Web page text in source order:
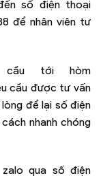
số điện thoại
để nhân viên tư
tới hòm
cầu được tư vấn
để lại số điện
nhanh chóng
qua số điện